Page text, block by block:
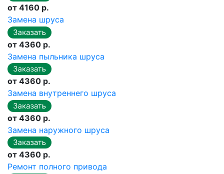
от 4160 р.
Замена шруса
от 4360 р.
Замена пыльника шруса
от 4360 р.
Замена внутреннего шруса
от 4360 р.
Замена наружного шруса
от 4360 р.
Ремонт полного привода